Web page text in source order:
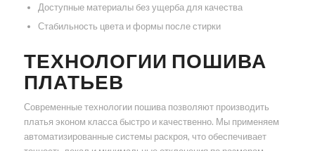
Доступные материалы без ущерба для качества
Стабильность цвета и формы после стирки
ТЕХНОЛОГИИ ПОШИВА
ПЛАТЬЕВ
Современные технологии пошива позволяют производить
платья эконом класса быстро и качественно. Мы применяем
автоматизированные системы раскроя, что обеспечивает